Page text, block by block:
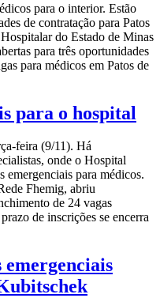
para o interior. Estão
de contratação para Patos
do Estado de Minas
para três oportunidades
para médicos em Patos de
para o hospital
feira (9/11). Há
onde o Hospital
emergenciais para médicos.
Fhemig, abriu
de 24 vagas
de inscrições se encerra